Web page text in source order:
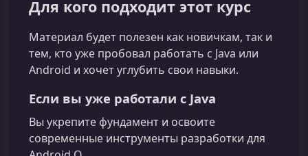
Для кого подходит этот курс
Материал будет полезен как новичкам, так и
тем, кто уже пробовал работать с Java или
Android и хочет углубить свои навыки.
Если вы уже работали с Java
Вы укрепите фундамент и освоите
современные инструменты разработки для